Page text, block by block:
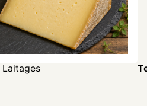
Laitages